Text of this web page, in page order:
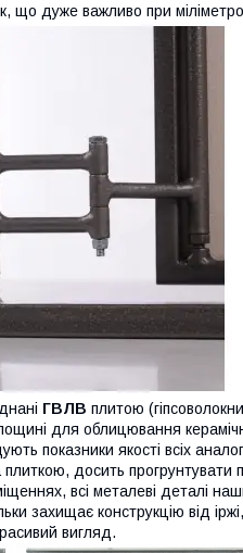
що дуже важливо при
ГВЛВ плитою
для облицювання
показники якості всіх
досить
всі металеві деталі
захищає конструкцію від
вигляд.